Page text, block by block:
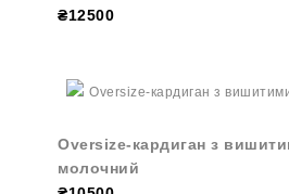
₴12500
Oversize-кардиган з
молочний